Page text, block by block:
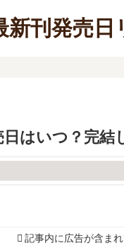
新刊発売日
はいつ？完結
記事内に広告が含まれ